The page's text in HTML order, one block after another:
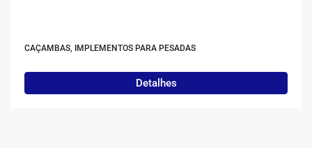
CAÇAMBAS, IMPLEMENTOS PARA PESADAS
Detalhes